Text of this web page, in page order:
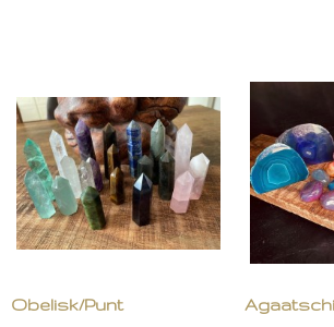
Obelisk/Punt